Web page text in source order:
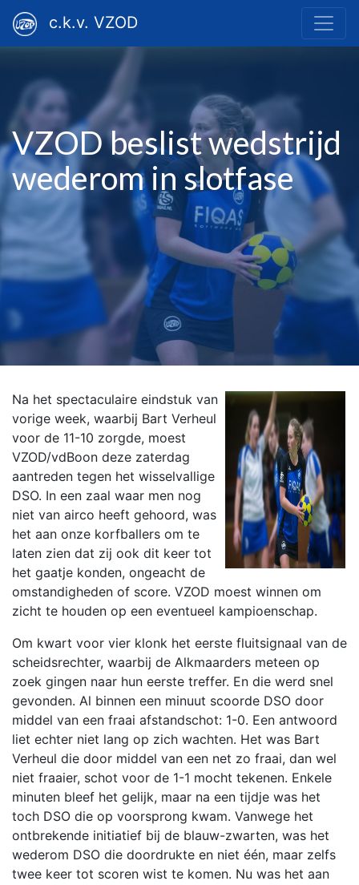
c.k.v. VZOD
VZOD beslist wedstrijd
wederom in slotfase
Na het spectaculaire eindstuk van
vorige week, waarbij Bart Verheul
voor de 11-10 zorgde, moest
VZOD/vdBoon deze zaterdag
aantreden tegen het wisselvallige
DSO. In een zaal waar men nog
niet van airco heeft gehoord, was
het aan onze korfballers om te
laten zien dat zij ook dit keer tot
het gaatje konden, ongeacht de
omstandigheden of score. VZOD moest winnen om
zicht te houden op een eventueel kampioenschap.
Om kwart voor vier klonk het eerste fluitsignaal van de
scheidsrechter, waarbij de Alkmaarders meteen op
zoek gingen naar hun eerste treffer. En die werd snel
gevonden. Al binnen een minuut scoorde DSO door
middel van een fraai afstandschot: 1-0. Een antwoord
liet echter niet lang op zich wachten. Het was Bart
Verheul die door middel van een net zo fraai, dan wel
niet fraaier, schot voor de 1-1 mocht tekenen. Enkele
minuten bleef het gelijk, maar na een tijdje was het
toch DSO die op voorsprong kwam. Vanwege het
ontbrekende initiatief bij de blauw-zwarten, was het
wederom DSO die doordrukte en niet één, maar zelfs
twee keer tot scoren wist te komen. Nu was het aan